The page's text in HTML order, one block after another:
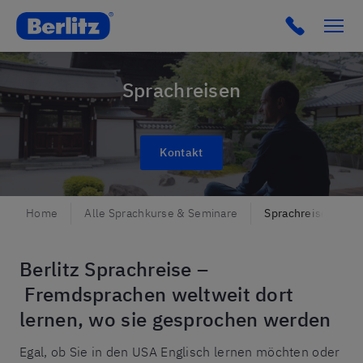
Berlitz AT
Sprachreisen
Kontakt
Home Alle Sprachkurse & Seminare Sprachreisen
Berlitz Sprachreise –
Fremdsprachen weltweit dort
lernen, wo sie gesprochen werden
Egal, ob Sie in den USA Englisch lernen möchten oder